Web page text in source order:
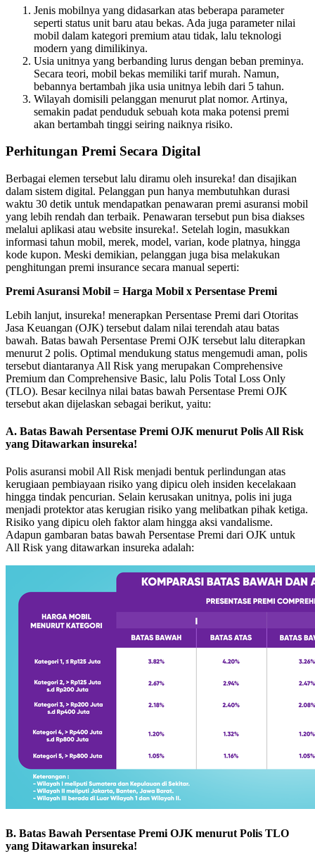
Jenis mobilnya yang didasarkan atas beberapa parameter
seperti status unit baru atau bekas. Ada juga parameter nilai
mobil dalam kategori premium atau tidak, lalu teknologi
modern yang dimilikinya.
Usia unitnya yang berbanding lurus dengan beban preminya.
Secara teori, mobil bekas memiliki tarif murah. Namun,
bebannya bertambah jika usia unitnya lebih dari 5 tahun.
Wilayah domisili pelanggan menurut plat nomor. Artinya,
semakin padat penduduk sebuah kota maka potensi premi
akan bertambah tinggi seiring naiknya risiko.
Perhitungan Premi Secara Digital
Berbagai elemen tersebut lalu diramu oleh insureka! dan disajikan
dalam sistem digital. Pelanggan pun hanya membutuhkan durasi
waktu 30 detik untuk mendapatkan penawaran premi asuransi mobil
yang lebih rendah dan terbaik. Penawaran tersebut pun bisa diakses
melalui aplikasi atau website insureka!. Setelah login, masukkan
informasi tahun mobil, merek, model, varian, kode platnya, hingga
kode kupon. Meski demikian, pelanggan juga bisa melakukan
penghitungan premi insurance secara manual seperti:
Premi Asuransi Mobil = Harga Mobil x Persentase Premi
Lebih lanjut, insureka! menerapkan Persentase Premi dari Otoritas
Jasa Keuangan (OJK) tersebut dalam nilai terendah atau batas
bawah. Batas bawah Persentase Premi OJK tersebut lalu diterapkan
menurut 2 polis. Optimal mendukung status mengemudi aman, polis
tersebut diantaranya All Risk yang merupakan Comprehensive
Premium dan Comprehensive Basic, lalu Polis Total Loss Only
(TLO). Besar kecilnya nilai batas bawah Persentase Premi OJK
tersebut akan dijelaskan sebagai berikut, yaitu:
A. Batas Bawah Persentase Premi OJK menurut Polis All Risk
yang Ditawarkan insureka!
Polis asuransi mobil All Risk menjadi bentuk perlindungan atas
kerugiaan pembiayaan risiko yang dipicu oleh insiden kecelakaan
hingga tindak pencurian. Selain kerusakan unitnya, polis ini juga
menjadi protektor atas kerugian risiko yang melibatkan pihak ketiga.
Risiko yang dipicu oleh faktor alam hingga aksi vandalisme.
Adapun gambaran batas bawah Persentase Premi dari OJK untuk
All Risk yang ditawarkan insureka adalah:
B. Batas Bawah Persentase Premi OJK menurut Polis TLO
yang Ditawarkan insureka!